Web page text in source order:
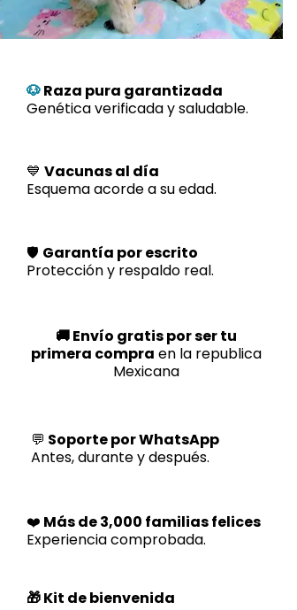
🐶Raza pura garantizada
Genética verificada y saludable.
💙 Vacunas al día
Esquema acorde a su edad.
🛡️ Garantía por escrito
Protección y respaldo real.
🚚 Envío gratis por ser tu
primera compra en la republica
Mexicana
💬 Soporte por WhatsApp
Antes, durante y después.
❤️ Más de 3,000 familias felices
Experiencia comprobada.
🎁 Kit de bienvenida